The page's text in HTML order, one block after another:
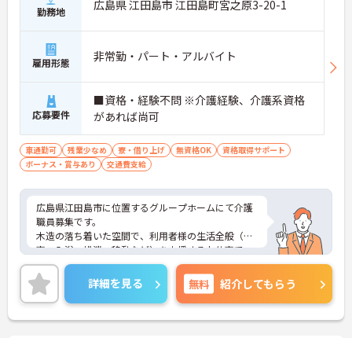
勤務地 広島県 江田島市 江田島町宮之原3-20-1
雇用形態 非常勤・パート・アルバイト
応募要件
■資格・経験不問 ※介護経験、介護系資格
があれば尚可
車通勤可 残業少なめ 寮・借り上げ 無資格OK
資格取得サポート
ボーナス・賞与あり
交通費支給
広島県江田島市に位置するグループホームにて介護
職員募集です。
木造の落ち着いた空間で、利用者様の生活全般（食
事・入浴・排泄・移動など）を支援するお仕事で
す。料理や畑など、できることを続けていただける
ようサポートし、利用者様の「その人らしさ」を大
切にしています。
勤務時間や日数は柔軟に対応可能で、子育て中の方
も無理なく働ける環境です。
詳細を見る 無料 紹介してもらう